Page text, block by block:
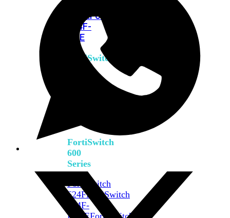
FPOEFortiSwitchRugged
424F-
POE
FortiSwitch
FortiSwitch
600
Series
FortiSwitch
624FFortiSwitch
624F-
FPOEFortiSwitch